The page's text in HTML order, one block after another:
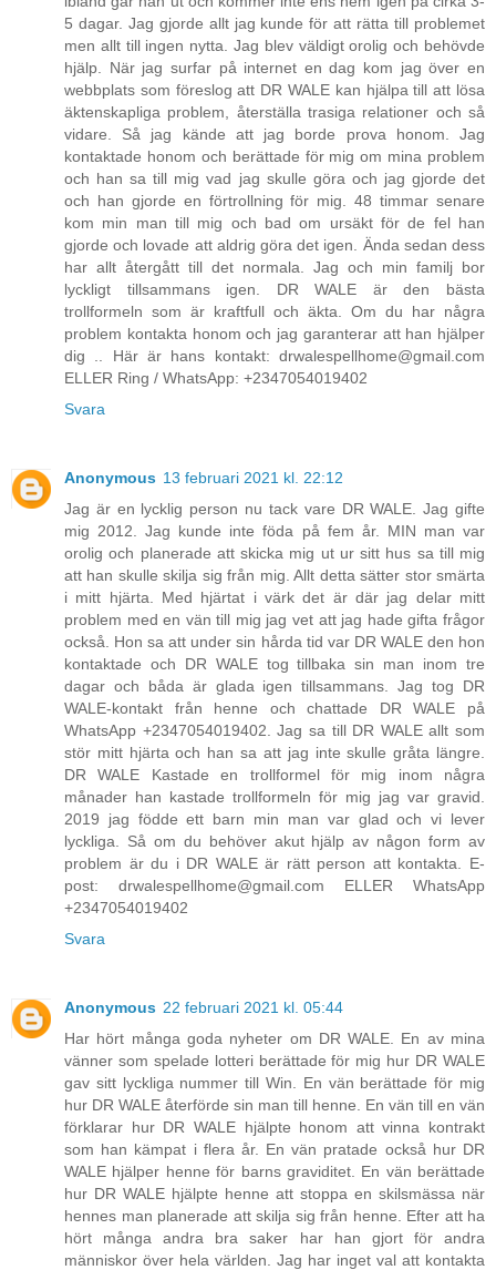
5 dagar. Jag gjorde allt jag kunde för att rätta till problemet
men allt till ingen nytta. Jag blev väldigt orolig och behövde
hjälp. När jag surfar på internet en dag kom jag över en
webbplats som föreslog att DR WALE kan hjälpa till att lösa
äktenskapliga problem, återställa trasiga relationer och så
vidare. Så jag kände att jag borde prova honom. Jag
kontaktade honom och berättade för mig om mina problem
och han sa till mig vad jag skulle göra och jag gjorde det
och han gjorde en förtrollning för mig. 48 timmar senare
kom min man till mig och bad om ursäkt för de fel han
gjorde och lovade att aldrig göra det igen. Ända sedan dess
har allt återgått till det normala. Jag och min familj bor
lyckligt tillsammans igen. DR WALE är den bästa
trollformeln som är kraftfull och äkta. Om du har några
problem kontakta honom och jag garanterar att han hjälper
dig .. Här är hans kontakt: drwalespellhome@gmail.com
ELLER Ring / WhatsApp: +2347054019402
Svara
Anonymous 13 februari 2021 kl. 22:12
Jag är en lycklig person nu tack vare DR WALE. Jag gifte
mig 2012. Jag kunde inte föda på fem år. MIN man var
orolig och planerade att skicka mig ut ur sitt hus sa till mig
att han skulle skilja sig från mig. Allt detta sätter stor smärta
i mitt hjärta. Med hjärtat i värk det är där jag delar mitt
problem med en vän till mig jag vet att jag hade gifta frågor
också. Hon sa att under sin hårda tid var DR WALE den hon
kontaktade och DR WALE tog tillbaka sin man inom tre
dagar och båda är glada igen tillsammans. Jag tog DR
WALE-kontakt från henne och chattade DR WALE på
WhatsApp +2347054019402. Jag sa till DR WALE allt som
stör mitt hjärta och han sa att jag inte skulle gråta längre.
DR WALE Kastade en trollformel för mig inom några
månader han kastade trollformeln för mig jag var gravid.
2019 jag födde ett barn min man var glad och vi lever
lyckliga. Så om du behöver akut hjälp av någon form av
problem är du i DR WALE är rätt person att kontakta. E-
post: drwalespellhome@gmail.com ELLER WhatsApp
+2347054019402
Svara
Anonymous 22 februari 2021 kl. 05:44
Har hört många goda nyheter om DR WALE. En av mina
vänner som spelade lotteri berättade för mig hur DR WALE
gav sitt lyckliga nummer till Win. En vän berättade för mig
hur DR WALE återförde sin man till henne. En vän till en vän
förklarar hur DR WALE hjälpte honom att vinna kontrakt
som han kämpat i flera år. En vän pratade också hur DR
WALE hjälper henne för barns graviditet. En vän berättade
hur DR WALE hjälpte henne att stoppa en skilsmässa när
hennes man planerade att skilja sig från henne. Efter att ha
hört många andra bra saker har han gjort för andra
människor över hela världen. Jag har inget val att kontakta